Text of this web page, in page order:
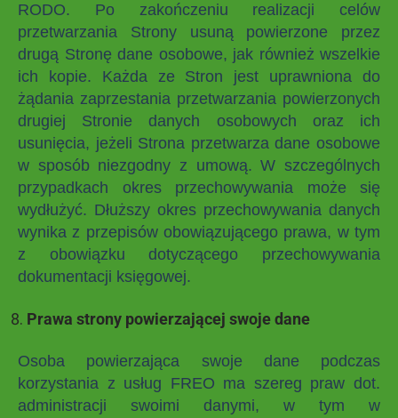
RODO. Po zakończeniu realizacji celów
przetwarzania Strony usuną powierzone przez
drugą Stronę dane osobowe, jak również wszelkie
ich kopie. Każda ze Stron jest uprawniona do
żądania zaprzestania przetwarzania powierzonych
drugiej Stronie danych osobowych oraz ich
usunięcia, jeżeli Strona przetwarza dane osobowe
w sposób niezgodny z umową. W szczególnych
przypadkach okres przechowywania może się
wydłużyć. Dłuższy okres przechowywania danych
wynika z przepisów obowiązującego prawa, w tym
z obowiązku dotyczącego przechowywania
dokumentacji księgowej.
Prawa strony powierzającej swoje dane
Osoba powierzająca swoje dane podczas
korzystania z usług FREO ma szereg praw dot.
administracji swoimi danymi, w tym w